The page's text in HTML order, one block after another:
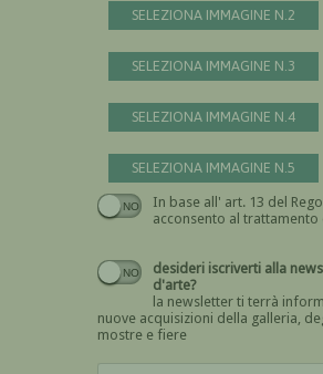
SELEZIONA IMMAGINE N.2
SELEZIONA IMMAGINE N.3
SELEZIONA IMMAGINE N.4
SELEZIONA IMMAGINE N.5
In base all' art. 13 del
acconsento al
desideri iscriverti alla newsletter di
d'arte?
la newsletter ti terrà
nuove acquisizioni della galleria,
mostre e fiere